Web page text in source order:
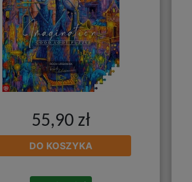
55,90 zł
DO KOSZYKA